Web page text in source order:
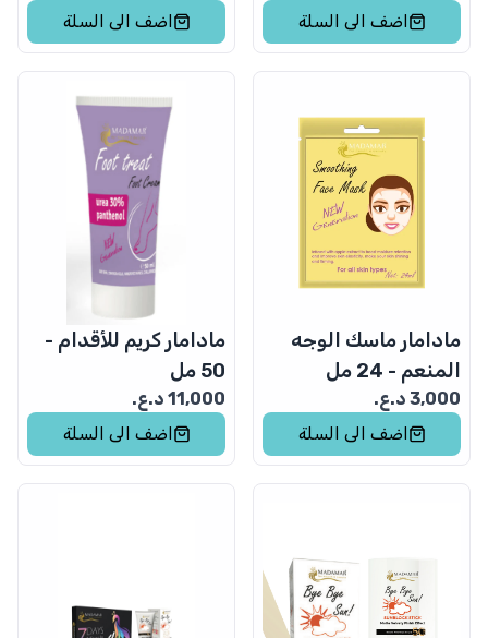
اضف الى السلة
اضف الى السلة
مادامار ماسك الوجه
المنعم - 24 مل
3,000 د.ع.
اضف الى السلة
مادامار كريم للأقدام -
50 مل
11,000 د.ع.
اضف الى السلة